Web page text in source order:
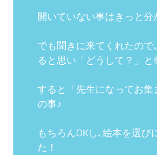
開いていない事はきっと分
でも聞きに来てくれたの
ると思い「どうして？」と
すると「先生になってお集
の事♪
もちろんOKし､絵本を選び
た！